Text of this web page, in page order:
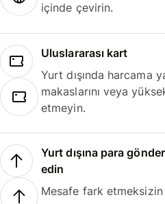
içinde çevirin.
Uluslararası kart
Yurt dışında harcama
makaslarını veya
etmeyin.
Yurt dışına para
edin
Mesafe fark etmeksizin